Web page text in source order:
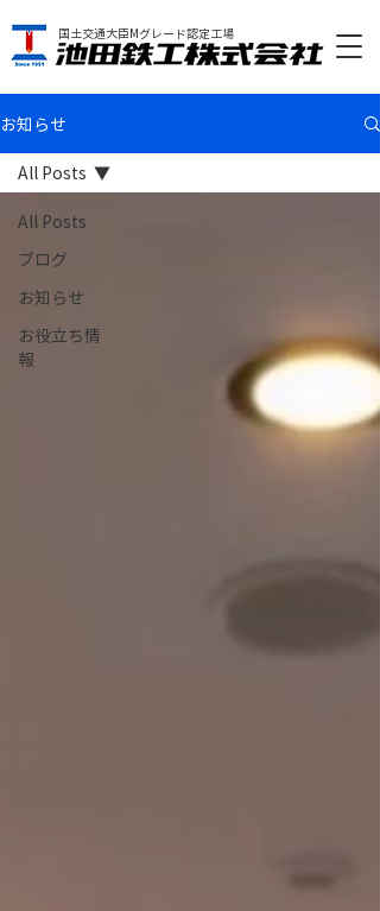
国土交通大臣Mグレード認定工場
お知らせ
All Posts
ブログ
お知らせ
お役立ち情
報
All Posts